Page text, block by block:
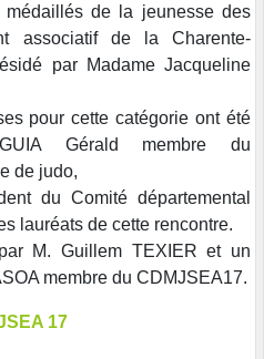
médaillés de la jeunesse des
associatif de la Charente-
par Madame Jacqueline
pour cette catégorie ont été
Gérald membre du
de judo,
du Comité départemental
lauréats de cette rencontre.
M. Guillem TEXIER et un
membre du CDMJSEA17.
17